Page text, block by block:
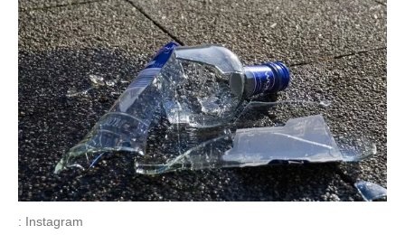
: Instagram